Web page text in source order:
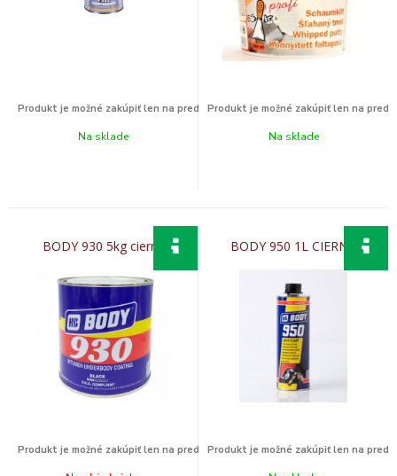
Na sklade Na sklade
BODY 930 5kg cierna BODY 950 1L CIERNA